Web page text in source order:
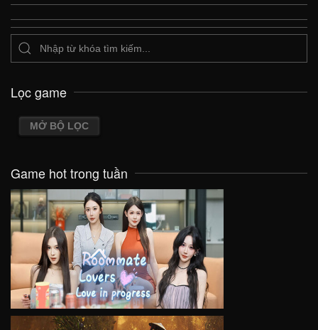
Lọc game
MỞ BỘ LỌC
Game hot trong tuần
VIEW